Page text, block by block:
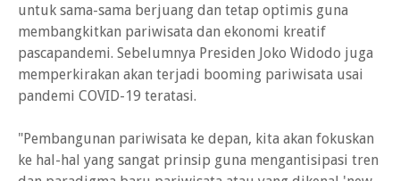
untuk sama-sama berjuang dan tetap optimis guna
membangkitkan pariwisata dan ekonomi kreatif
pascapandemi. Sebelumnya Presiden Joko Widodo juga
memperkirakan akan terjadi booming pariwisata usai
pandemi COVID-19 teratasi.
"Pembangunan pariwisata ke depan, kita akan fokuskan
ke hal-hal yang sangat prinsip guna mengantisipasi tren